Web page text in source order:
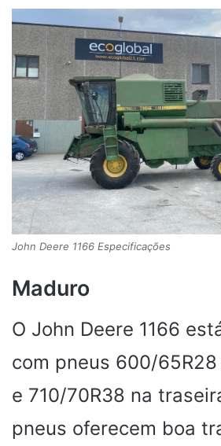
John Deere 1166 Especificações
Maduro
O John Deere 1166
com pneus 600/
e 710/70R38 na
pneus oferecem boa